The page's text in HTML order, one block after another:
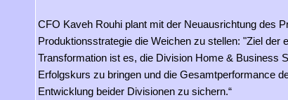
CFO Kaveh Rouhi plant mit der Neuausrichtung des
Produktionsstrategie die Weichen zu stellen: "Ziel der
Transformation ist es, die Division Home & Business
Erfolgskurs zu bringen und die Gesamtperformance
Entwicklung beider Divisionen zu sichern.“